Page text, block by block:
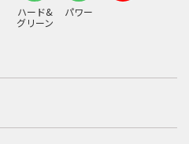
ハード&
グリーン
パワー